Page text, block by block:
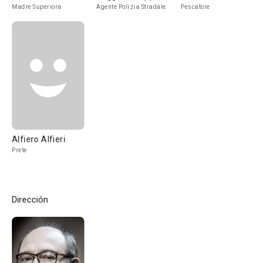
Madre Superiora Agente Polizia Stradale Pescatore
Alfiero Alfieri
Prete
Dirección